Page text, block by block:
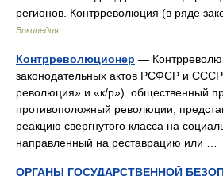
регионов. Контрреволюция (в ряде
Википедия
Контрреволюционер —
законодательных актов РСФСР и СССР
революция» и «к/р») общественный
противоположный революции,
реакцию свергнутого класса на
направленный на реставрацию или …
ОРГАНЫ ГОСУДАРСТВЕННОЙ